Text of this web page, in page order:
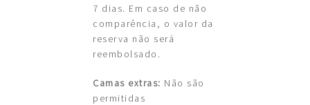
7 dias. Em caso de não
comparência, o valor da
reserva não será
reembolsado.
Camas extras: Não são
permitidas